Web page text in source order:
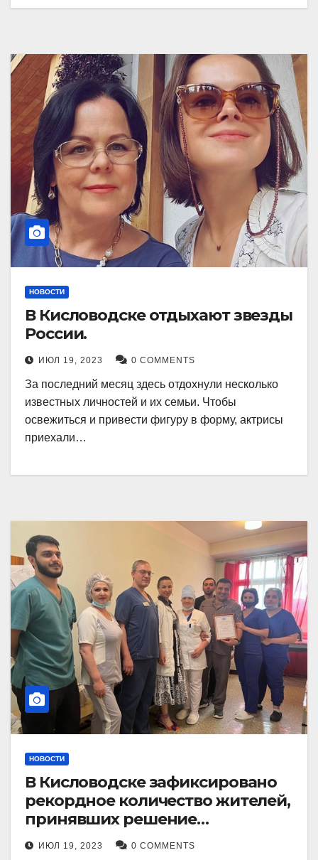
НОВОСТИ
В Кисловодске отдыхают звезды
России.
ИЮЛ 19, 2023 0 COMMENTS
За последний месяц здесь отдохнули несколько
известных личностей и их семьи. Чтобы
освежиться и привести фигуру в форму, актрисы
приехали…
НОВОСТИ
В Кисловодске зафиксировано
рекордное количество жителей,
принявших решение
воспользоваться
установленными мерами, с
ИЮЛ 19, 2023 0 COMMENTS